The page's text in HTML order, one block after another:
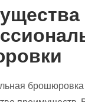
брошюровка